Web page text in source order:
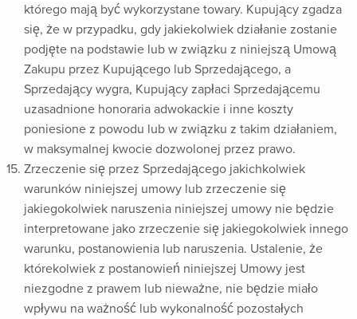
którego mają być wykorzystane towary. Kupujący zgadza
się, że w przypadku, gdy jakiekolwiek działanie zostanie
podjęte na podstawie lub w związku z niniejszą Umową
Zakupu przez Kupującego lub Sprzedającego, a
Sprzedający wygra, Kupujący zapłaci Sprzedającemu
uzasadnione honoraria adwokackie i inne koszty
poniesione z powodu lub w związku z takim działaniem,
w maksymalnej kwocie dozwolonej przez prawo.
Zrzeczenie się przez Sprzedającego jakichkolwiek
warunków niniejszej umowy lub zrzeczenie się
jakiegokolwiek naruszenia niniejszej umowy nie będzie
interpretowane jako zrzeczenie się jakiegokolwiek innego
warunku, postanowienia lub naruszenia. Ustalenie, że
którekolwiek z postanowień niniejszej Umowy jest
niezgodne z prawem lub nieważne, nie będzie miało
wpływu na ważność lub wykonalność pozostałych